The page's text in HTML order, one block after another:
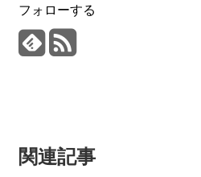
フォローする
関連記事